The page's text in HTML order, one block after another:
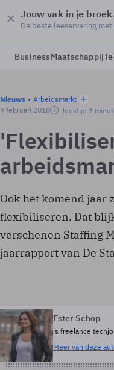
Jouw vak in je
De beste leeservaring
BusinessMaatschappij
Nieuws
Arbeidsmarkt
9 februari 2018
leestijd 3
Ook het komend jaar
flexibiliseren. Dat
verschenen Staffing
jaarrapport van De
Ester Schop
is freelance
Meer van deze